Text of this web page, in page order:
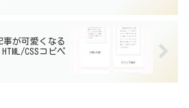
事が可愛くなる
CSSコピペ